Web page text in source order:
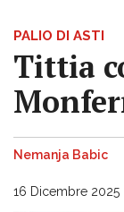
PALIO DI ASTI
Tittia
Nemanja Babic
16 Dicembre 2025